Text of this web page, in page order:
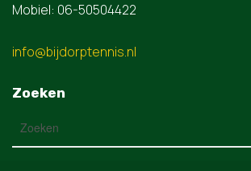
Mobiel: 06-50504422
info@bijdorptennis.nl
Zoeken